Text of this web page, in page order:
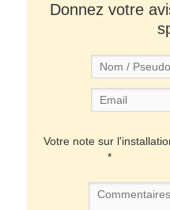
Donnez votre
Votre note sur
*